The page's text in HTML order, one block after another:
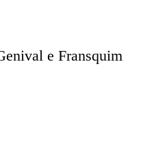
e Fransquim